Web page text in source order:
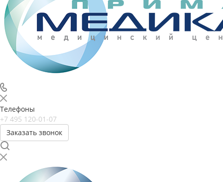
Телефоны
+7 495 120-01-07
Заказать звонок